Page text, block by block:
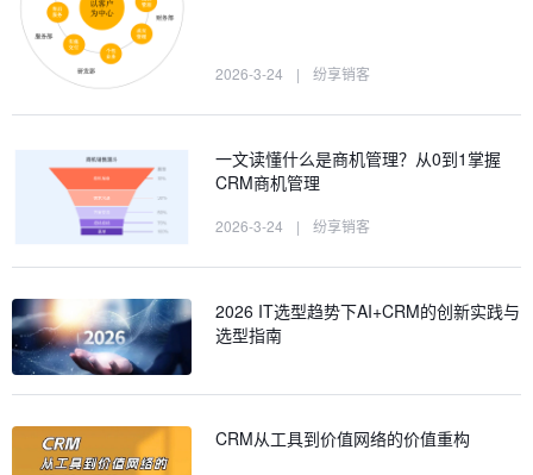
2026-3-24 | 纷享销客
一文读懂什么是商机管理？从0到1掌握
CRM商机管理
2026-3-24 | 纷享销客
2026 IT选型趋势下AI+CRM的创新实践与
选型指南
CRM从工具到价值网络的价值重构